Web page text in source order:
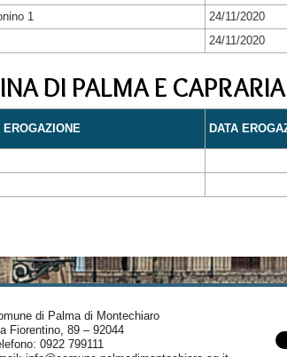
1
24/11/2020
24/11/2020
DI PALMA E CAPRARIA
EROGAZIONE DATA
di Palma di Montechiaro
Fiorentino, 89 – 92044
0922 799111